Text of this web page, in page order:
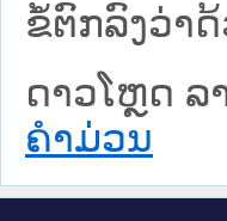
ຂໍ້ຕົກລົງວ່າ
ດາວໂຫຼດ ລ
ຄຳມ່ວນ